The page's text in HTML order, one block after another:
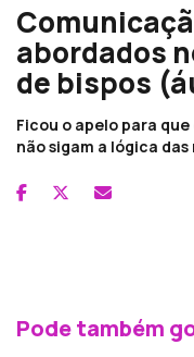
abordados
de bispos
Ficou o apelo para
não sigam a lógica das
Pode também